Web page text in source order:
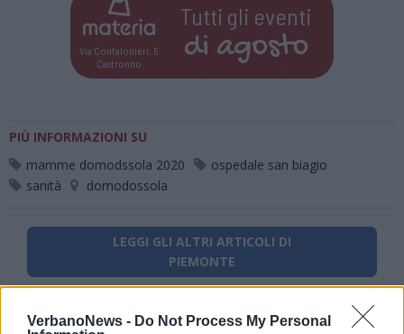
VerbanoNews - Do Not Process My Personal
Via Confalonieri, 5
Castronno
Tutti gli eventi
di agosto
PIÙ INFORMAZIONI SU
mamme domodssola 2020
ospedale san biagio
sanità
domodossola
LEGGI GLI ALTRI ARTICOLI DI
PIEMONTE